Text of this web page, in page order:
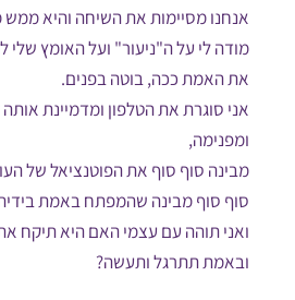
אנחנו מסיימות את השיחה והיא
מודה לי על ה"ניעור" ועל האומץ שלי
את האמת ככה, בוטה בפנים.
אני סוגרת את הטלפון ומדמיינת
ומפנימה,
מבינה סוף סוף את הפוטנציאל של
סוף סוף מבינה שהמפתח באמת בידיה
ואני תוהה עם עצמי האם היא תיקח
ובאמת תתרגל ותעשה?